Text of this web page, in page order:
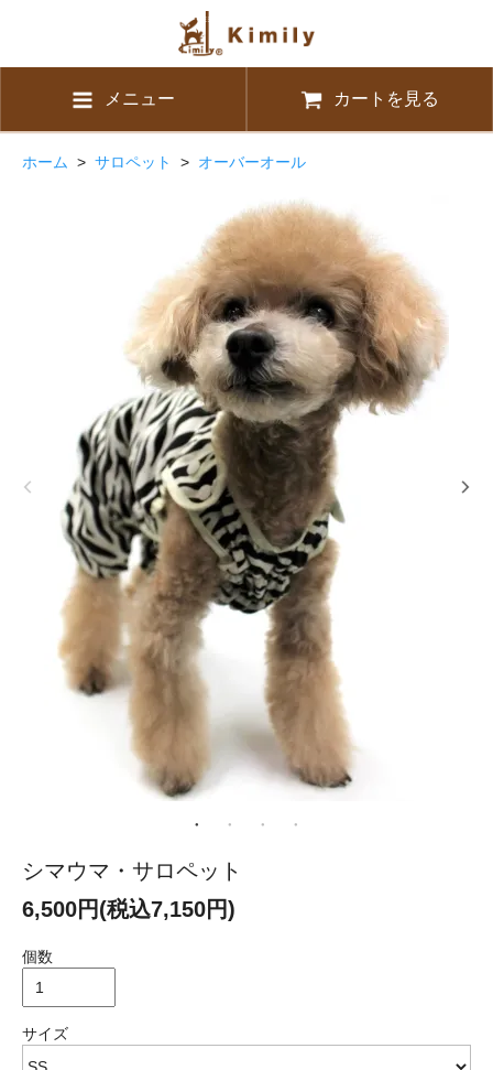
メニュー カートを見る
ホーム > サロペット > オーバーオール
シマウマ・サロペット
6,500円(税込7,150円)
個数
サイズ